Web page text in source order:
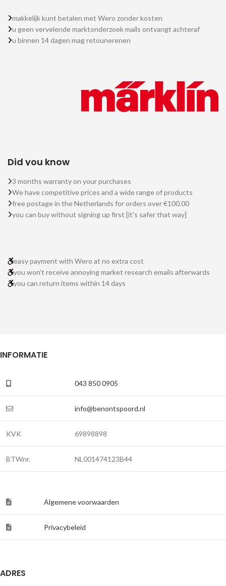
makkelijk kunt betalen met Wero zonder kosten
u geen vervelende marktonderzoek mails ontvangt achteraf
u binnen 14 dagen mag retounerenen
Did you know
3 months warranty on your purchases
We have competitive prices and a wide range of products
free postage in the Netherlands for orders over €100.00
you can buy without signing up first [it's safer that way]
easy payment with Wero at no extra cost
you won't receive annoying market research emails afterwards
you can return items within 14 days
INFORMATIE
043 850 0905
info@benontspoord.nl
KVK 69898898
BTWnr. NL001474123B44
Algemene voorwaarden
Privacybeleid
ADRES